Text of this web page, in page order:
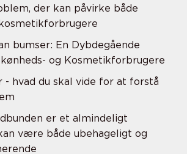
der kan påvirke både
bumser: En Dybdegående
og Kosmetikforbrugere
- hvad du skal vide for at forstå
er et almindeligt
være både ubehageligt og